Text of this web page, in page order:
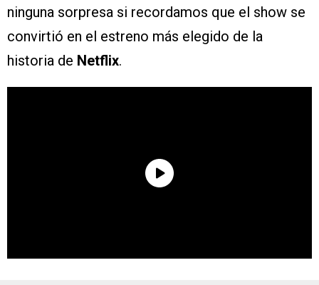
ninguna sorpresa si recordamos que el show se
convirtió en el estreno más elegido de la
historia de Netflix.